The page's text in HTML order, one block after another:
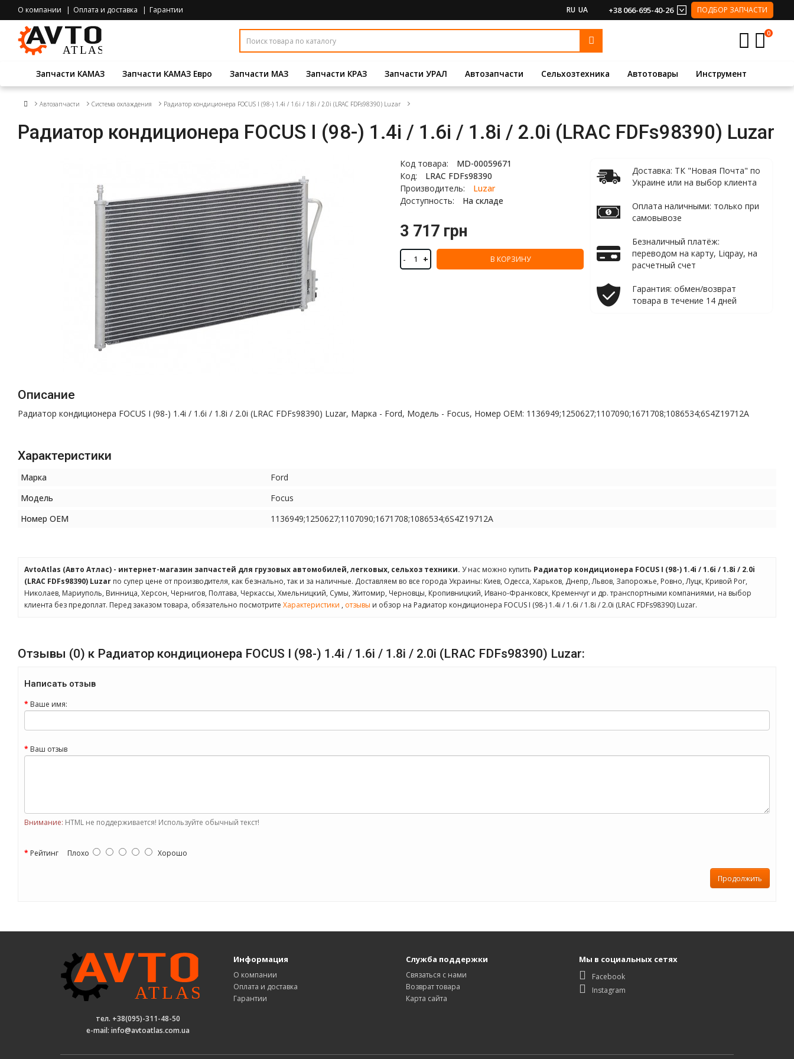
О компании Оплата и доставка Гарантии RU UA +38 066-695-40-26 ПОДБОР ЗАПЧАСТИ
0
Запчасти КАМАЗ Запчасти КАМАЗ Евро Запчасти МАЗ Запчасти КРАЗ Запчасти УРАЛ Автозапчасти Сельхозтехника Автотовары Инструмент
Автозапчасти Система охлаждения Радиатор кондиционера FOCUS I (98-) 1.4i / 1.6i / 1.8i / 2.0i (LRAC FDFs98390) Luzar
Радиатор кондиционера FOCUS I (98-) 1.4i / 1.6i / 1.8i / 2.0i (LRAC FDFs98390) Luzar
Код товара:
MD-00059671
Код:
LRAC FDFs98390
Производитель:
Luzar
Доступность:
На складе
3 717 грн
- + В КОРЗИНУ
Доставка: ТК "Новая Почта" по
Украине или на выбор клиента
Оплата наличными: только при
самовывозе
Безналичный платёж:
переводом на карту, Liqpay, на
расчетный счет
Гарантия: обмен/возврат
товара в течение 14 дней
Описание
Радиатор кондиционера FOCUS I (98-) 1.4i / 1.6i / 1.8i / 2.0i (LRAC FDFs98390) Luzar, Марка - Ford, Модель - Focus, Номер OEM: 1136949;1250627;1107090;1671708;1086534;6S4Z19712A
Характеристики
Марка
Ford
Модель
Focus
Номер OEM
1136949;1250627;1107090;1671708;1086534;6S4Z19712A
AvtoAtlas (Авто Атлас) - интернет-магазин запчастей для грузовых автомобилей, легковых, сельхоз техники. У нас можно купить Радиатор кондиционера FOCUS I (98-) 1.4i / 1.6i / 1.8i / 2.0i
(LRAC FDFs98390) Luzar по супер цене от производителя, как безнально, так и за наличные. Доставляем во все города Украины: Киев, Одесса, Харьков, Днепр, Львов, Запорожье, Ровно, Луцк, Кривой Рог,
Николаев, Мариуполь, Винница, Херсон, Чернигов, Полтава, Черкассы, Хмельницкий, Сумы, Житомир, Черновцы, Кропивницкий, Ивано-Франковск, Кременчуг и др. транспортными компаниями, на выбор
клиента без предоплат. Перед заказом товара, обязательно посмотрите Характеристики , отзывы и обзор на Радиатор кондиционера FOCUS I (98-) 1.4i / 1.6i / 1.8i / 2.0i (LRAC FDFs98390) Luzar.
Отзывы (0) к Радиатор кондиционера FOCUS I (98-) 1.4i / 1.6i / 1.8i / 2.0i (LRAC FDFs98390) Luzar:
Написать отзыв
Ваше имя:
Ваш отзыв
Внимание: HTML не поддерживается! Используйте обычный текст!
Рейтинг Плохо Хорошо
Продолжить
тел. +38(095)-311-48-50
e-mail: info@avtoatlas.com.ua
Информация
О компании
Оплата и доставка
Гарантии
Служба поддержки
Связаться с нами
Возврат товара
Карта сайта
Мы в социальных сетях
Facebook
Instagram